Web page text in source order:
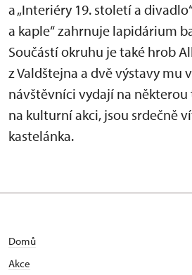
a „Interiéry 19. století a
a kaple“ zahrnuje lapidárium
Součástí okruhu je také hrob
z Valdštejna a dvě výstavy mu
návštěvníci vydají na
na kulturní akci, jsou srdečně
kastelánka.
Domů
Akce